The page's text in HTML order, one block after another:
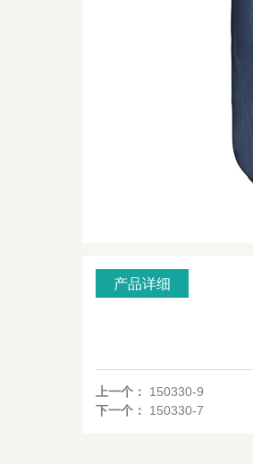
产品详细
上一个： 150330-9
下一个： 150330-7